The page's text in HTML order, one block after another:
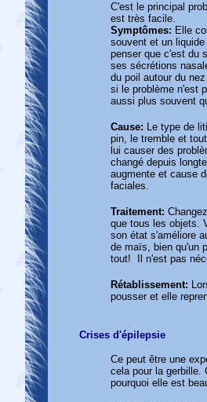
C'est le principal
est très facile.
Symptômes: Elle
souvent et un
penser que c'est du
ses sécrétions
du poil autour du
si le problème n'est
aussi plus souvent
Cause: Le type de
pin, le tremble et
lui causer des
changé depuis
augmente et cause
faciales.
Traitement:
que tous les objets.
son état s'améliore
de maïs, bien qu'un
tout! Il n'est pas
Rétablissement:
pousser et elle
Crises d'épilepsie
Ce peut être une
cela pour la gerbille.
pourquoi elle est